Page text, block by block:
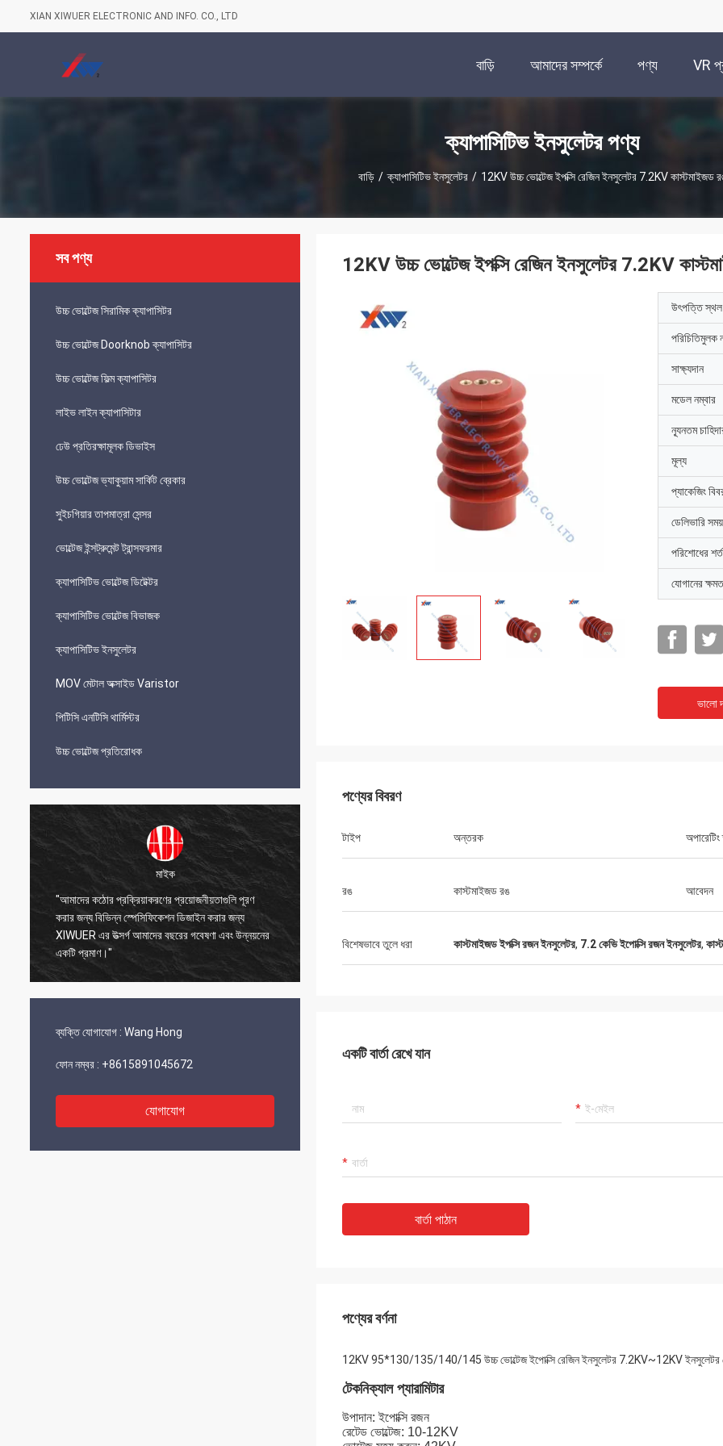
XIAN XIWUER ELECTRONIC AND INFO. CO., LTD
বাড়ি আমাদের সম্পর্কে পণ্য VR
ক্যাপাসিটিভ ইনসুলেটর পণ্য
বাড়ি / ক্যাপাসিটিভ ইনসুলেটর / 12KV উচ্চ ভোল্টেজ ইপক্সি রেজিন ইনসুলেটর 7.2KV কাস্টমাইজড
সব পণ্য
উচ্চ ভোল্টেজ সিরামিক ক্যাপাসিটর
উচ্চ ভোল্টেজ Doorknob ক্যাপাসিটর
উচ্চ ভোল্টেজ ফিল্ম ক্যাপাসিটর
লাইভ লাইন ক্যাপাসিটার
ঢেউ প্রতিরক্ষামূলক ডিভাইস
উচ্চ ভোল্টেজ ভ্যাকুয়াম সার্কিট ব্রেকার
সুইচগিয়ার তাপমাত্রা সেন্সর
ভোল্টেজ ইন্সট্রুমেন্ট ট্রান্সফরমার
ক্যাপাসিটিভ ভোল্টেজ ডিটেক্টর
ক্যাপাসিটিভ ভোল্টেজ বিভাজক
ক্যাপাসিটিভ ইনসুলেটর
MOV মেটাল অক্সাইড Varistor
পিটিসি এনটিসি থার্মিস্টর
উচ্চ ভোল্টেজ প্রতিরোধক
মাইক
"আমাদের কঠোর প্রক্রিয়াকরণের প্রয়োজনীয়তাগুলি পূরণ
করার জন্য বিভিন্ন স্পেসিফিকেশন ডিজাইন করার জন্য
XIWUER এর উত্সর্গ আমাদের বছরের গবেষণা এবং উন্নয়নের
একটি প্রমাণ।"
“XIWUER খুবই উদ্ভাবনী। তারা
হতে পারে।”
ব্যক্তি যোগাযোগ : Wang Hong
ফোন নম্বর : +8615891045672
যোগাযোগ
12KV উচ্চ ভোল্টেজ ইপক্সি রেজিন ইনসুলেটর 7.2KV
উৎপত্তি স্থল
পরিচিতিমুলক
সাক্ষ্যদান
মডেল নম্বার
ন্যূনতম
মূল্য
প্যাকেজিং
ডেলিভারি সময়
পরিশোধের শর্ত
যোগানের
ভালো
পণ্যের বিবরণ
টাইপ অন্তরক
রঙ কাস্টমাইজড রঙ আবেদন
বিশেষভাবে তুলে ধরা কাস্টমাইজড ইপক্সি রজন ইনসুলেটর, 7.2 কেভি ইপোক্সি রজন ইনসুলেটর,
একটি বার্তা রেখে যান
বার্তা পাঠান
পণ্যের বর্ণনা
12KV 95*130/135/140/145 উচ্চ ভোল্টেজ ইপোক্সি রেজিন ইনসুলেটর 7.2KV~12KV ইনসুলেটর
টেকনিক্যাল প্যারামিটার
উপাদান: ইপোক্সি রজন
রেটেড ভোল্টেজ: 10-12KV